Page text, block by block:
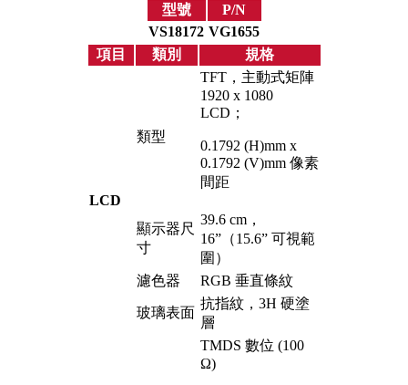
型號
P/N
VS18172 VG1655
項目
類別 規格
LCD
類型
TFT，主動式矩陣
1920 x 1080
LCD；
0.1792 (H)mm x
0.1792 (V)mm 像素
間距
顯示器尺
寸
39.6 cm，
16”（15.6” 可視範
圍）
濾色器
RGB 垂直條紋
玻璃表面
抗指紋，3H 硬塗
層
TMDS 數位 (100
Ω)